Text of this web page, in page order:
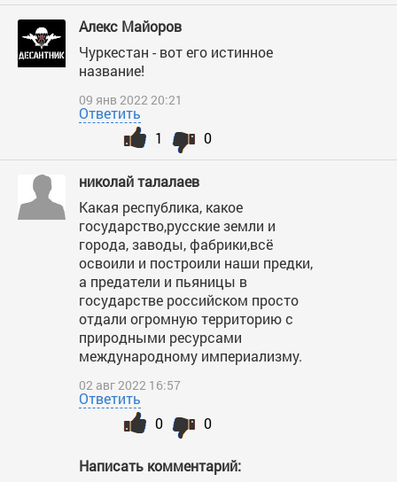
Алекс Майоров
Чуркестан - вот его истинное
название!
09 янв 2022 20:21
Ответить
0
1
николай талалаев
Какая республика, какое
государство,русские земли и
города, заводы, фабрики,всё
освоили и построили наши предки,
а предатели и пьяницы в
государстве российском просто
отдали огромную территорию с
природными ресурсами
международному империализму.
02 авг 2022 16:57
Ответить
0
0
Написать комментарий: